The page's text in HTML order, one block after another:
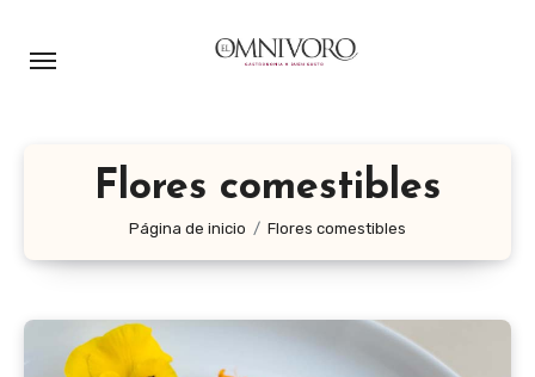
Flores comestibles
Página de inicio Flores comestibles